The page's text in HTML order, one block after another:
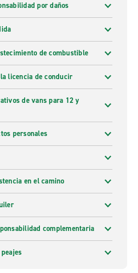
por daños
de combustible
licencia de conducir
de vans para 12 y
personales
en el camino
complementaria